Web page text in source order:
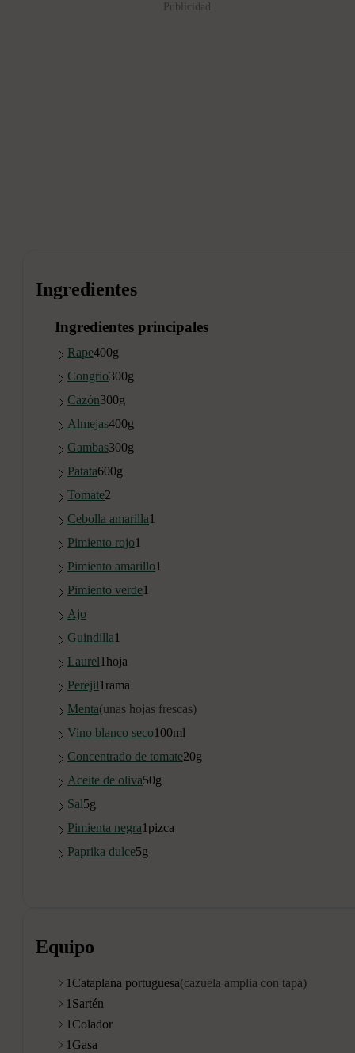
Publicidad
Ingredientes
Ingredientes principales
Rape400g
Congrio300g
Cazón300g
Almejas400g
Gambas300g
Patata600g
Tomate2
Cebolla amarilla1
Pimiento rojo1
Pimiento amarillo1
Pimiento verde1
Ajo
Guindilla1
Laurel1hoja
Perejil1 rama
Menta(unas hojas frescas)
Vino blanco seco100ml
Concentrado de tomate20g
Aceite de oliva50g
Sal5g
Pimienta negra1 pizca
Paprika dulce5g
Equipo
1Cataplana portuguesa(cazuela amplia con tapa)
1 Sartén
1Colador
1Gasa